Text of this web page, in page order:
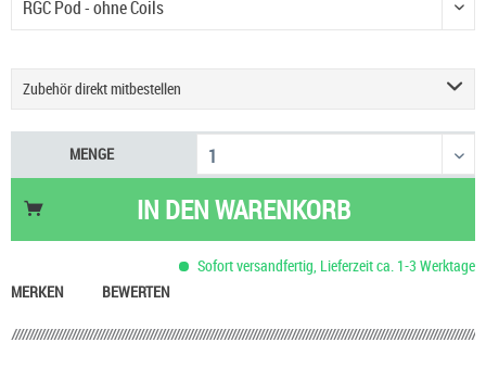
Zubehör direkt mitbestellen
Milchkaffee Liquid Authentic CirKus
10,20 €
Spritze zum Abfüllen
0,95 €
MENGE
IN DENWARENKORB
Sofort versandfertig, Lieferzeit ca. 1-3 Werktage
MERKEN
BEWERTEN